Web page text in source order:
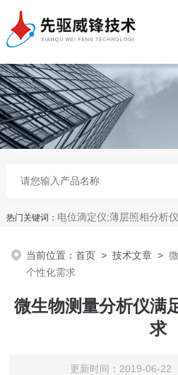
热门关键词： 电位滴定仪;薄层照相分析仪;电位测定仪;全卡氏水分测定仪;
当前位置：首页 >技术文章 >
个性化需求
微生物测量分析仪满
求
更新时间：2019-06-